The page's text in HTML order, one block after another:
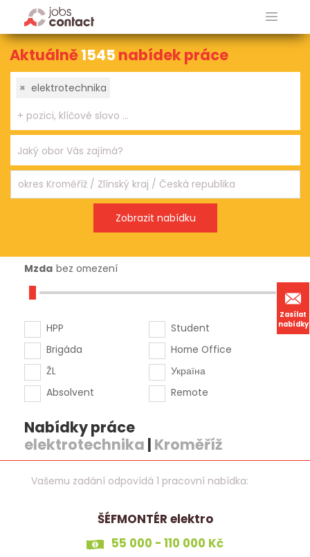
Zasílat
nabídky
Aktuálně1545 nabídek práce
× elektrotechnika
Mzda bez omezení
HPP
Brigáda
ŽL
Absolvent
Student
Home Office
Україна
Remote
Nabídky práce
elektrotechnika | Kroměříž
Vašemu zadání odpovídá 1 pracovní nabídka:
ŠÉFMONTÉR elektro
55 000 - 110 000 Kč